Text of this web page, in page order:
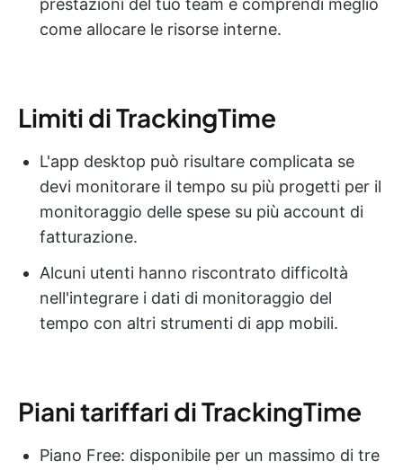
prestazioni del tuo team e comprendi meglio
come allocare le risorse interne.
Limiti di TrackingTime
L'app desktop può risultare complicata se
devi monitorare il tempo su più progetti per il
monitoraggio delle spese su più account di
fatturazione.
Alcuni utenti hanno riscontrato difficoltà
nell'integrare i dati di monitoraggio del
tempo con altri strumenti di app mobili.
Piani tariffari di TrackingTime
Piano Free: disponibile per un massimo di tre